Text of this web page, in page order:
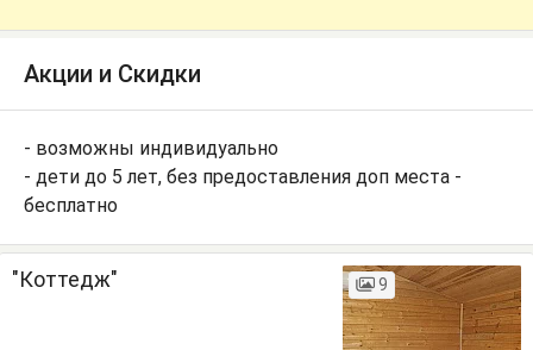
Акции и Скидки
- возможны индивидуально
- дети до 5 лет, без предоставления доп места -
бесплатно
"Коттедж" 9